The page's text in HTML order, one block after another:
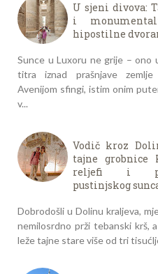
U sjeni divova:
i
hipostilne
Sunce u Luxoru ne grije – ono
titra iznad prašnjave
Avenijom sfingi, istim onim
v...
Vodič kroz
tajne grobnice
reljefi i
pustinjskog
Dobrodošli u Dolinu kraljeva,
nemilosrdno prži tebanski krš,
leže tajne stare više od tri